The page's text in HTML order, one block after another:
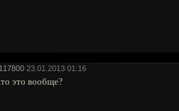
23.01.2013 01:16
это вообще?